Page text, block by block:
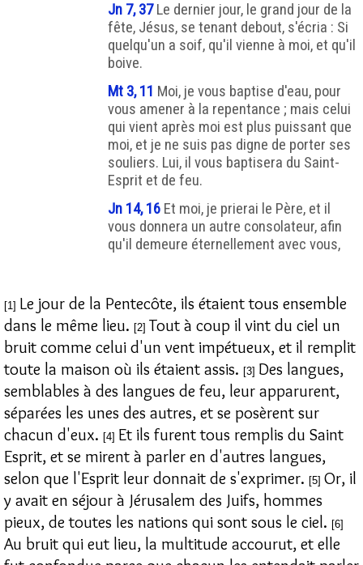
Jn 7, 37Le dernier jour, le grand jour de la
fête, Jésus, se tenant debout, s'écria : Si
quelqu'un a soif, qu'il vienne à moi, et qu'il
boive.
Mt 3, 11 Moi, je vous baptise d'eau, pour
vous amener à la repentance ; mais celui
qui vient après moi est plus puissant que
moi, et je ne suis pas digne de porter ses
souliers. Lui, il vous baptisera du Saint-
Esprit et de feu.
Jn 14, 16 Et moi, je prierai le Père, et il
vous donnera un autre consolateur, afin
qu'il demeure éternellement avec vous,
[1] Le jour de la Pentecôte, ils étaient tous ensemble
dans le même lieu. [2] Tout à coup il vint du ciel un
bruit comme celui d'un vent impétueux, et il remplit
toute la maison où ils étaient assis. [3] Des langues,
semblables à des langues de feu, leur apparurent,
séparées les unes des autres, et se posèrent sur
chacun d'eux. [4] Et ils furent tous remplis du Saint
Esprit, et se mirent à parler en d'autres langues,
selon que l'Esprit leur donnait de s'exprimer. [5] Or, il
y avait en séjour à Jérusalem des Juifs, hommes
pieux, de toutes les nations qui sont sous le ciel. [6]
Au bruit qui eut lieu, la multitude accourut, et elle